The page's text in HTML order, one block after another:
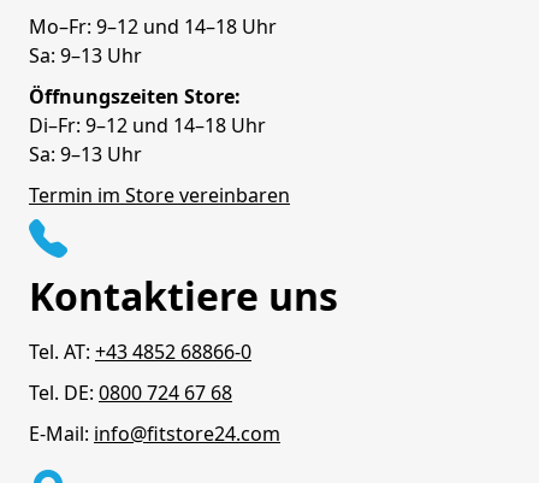
Mo–Fr: 9–12 und 14–18 Uhr
Sa: 9–13 Uhr
Öffnungszeiten Store:
Di–Fr: 9–12 und 14–18 Uhr
Sa: 9–13 Uhr
Termin im Store vereinbaren
Kontaktiere uns
Tel. AT: +43 4852 68866-0
Tel. DE: 0800 724 67 68
E-Mail: info@fitstore24.com